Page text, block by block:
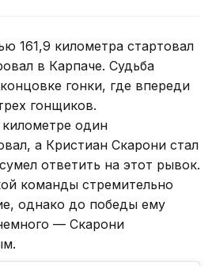
161,9 километра стартовал
в Карпаче. Судьба
гонки, где впереди
гонщиков.
один
а Кристиан Скарони стал
ответить на этот рывок.
команды стремительно
однако до победы ему
— Скарони